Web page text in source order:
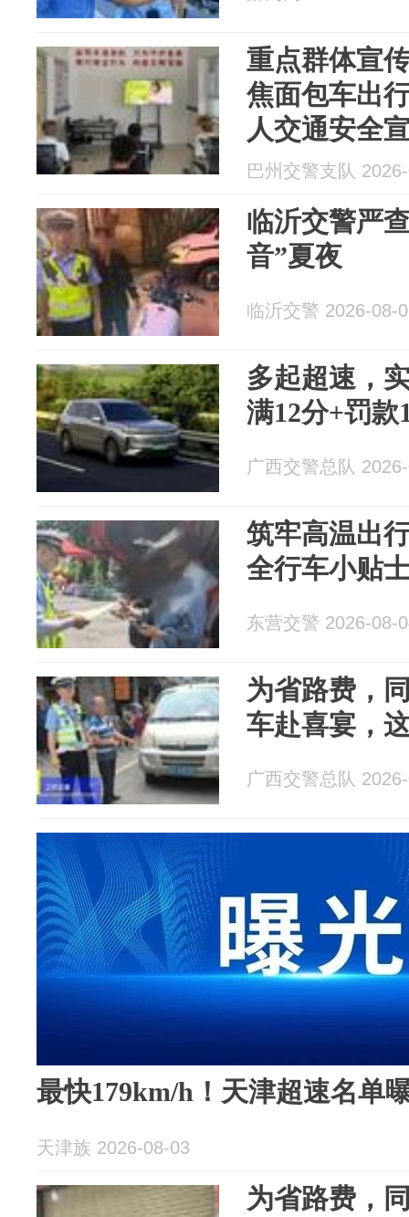
重点群体宣
焦面包车出
人交通安全
巴州交警支队
临沂交警严
音”夏夜
临沂交警 2026-08-
多起超速，
满12分+罚款
广西交警总队
筑牢高温出
全行车小贴
东营交警 2026-08-
为省路费，
车赴喜宴，
广西交警总队
最快179km/h！天津超速名单
天津族 2026-08-03
为省路费，